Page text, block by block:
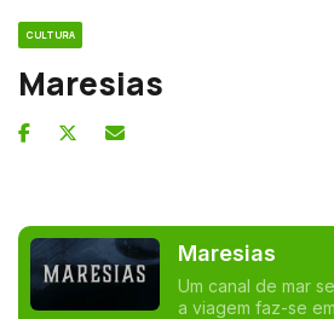
CULTURA
Maresias
Maresias
Um canal de mar
a viagem faz-se